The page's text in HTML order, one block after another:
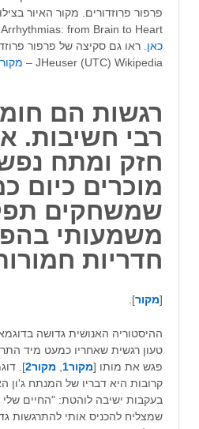
פרפור פרוזדורים. מקור האיור
from Brain to Heart –
כאן
JHeuser (UTC) Wikipedia –
מקור
רגשות הם
רבי חשיבות.
חזק ומתח
מוכרים כיום
שמשחקים
משמעותי
חדריות
[מקור].
ההיסטוריה האנושית גדושה
טעון רגשית שאחריו כמעט מיד
פגש את מותו [מקור1 מקור2 ].
קרובות היא דבריו של המנתח
בעקבות ישיבה לוהטת: "החיים שלי
שמצליח להכניס אותי להתרגשות